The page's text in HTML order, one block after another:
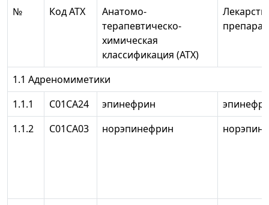
№
Код АТХ
Анатомо-
терапевтическо-
химическая
классификация (АТХ)
препарат
1.1 Адреномиметики
1.1.1
С01СА24 эпинефрин
1.1.2
С01СА03 норэпинефрин